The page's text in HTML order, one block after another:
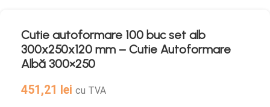
Cutie autoformare 100 buc set alb
300x250x120 mm – Cutie Autoformare
Albă 300×250
451,21 lei cu TVA